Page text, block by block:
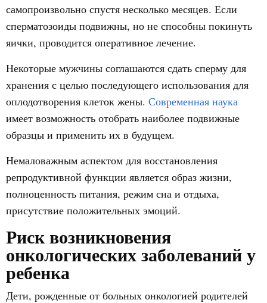
самопроизвольно спустя несколько месяцев. Если
сперматозоиды подвижны, но не способны покинуть
яички, проводится оперативное лечение.
Некоторые мужчины соглашаются сдать сперму для
хранения с целью последующего использования для
оплодотворения клеток жены. Современная наука
имеет возможность отобрать наиболее подвижные
образцы и применить их в будущем.
Немаловажным аспектом для восстановления
репродуктивной функции является образ жизни,
полноценность питания, режим сна и отдыха,
присутствие положительных эмоций.
Риск возникновения
онкологических заболеваний у
ребенка
Дети, рожденные от больных онкологией родителей